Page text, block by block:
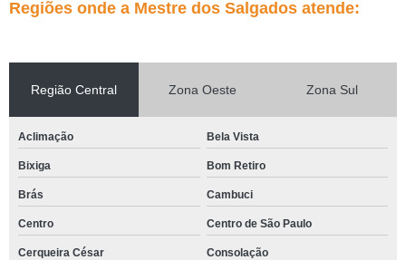
Regiões onde a Mestre dos Salgados atende:
Região Central Zona Oeste Zona Sul
Aclimação Bela Vista
Bixiga Bom Retiro
Brás Cambuci
Centro Centro de São Paulo
Cerqueira César Consolação